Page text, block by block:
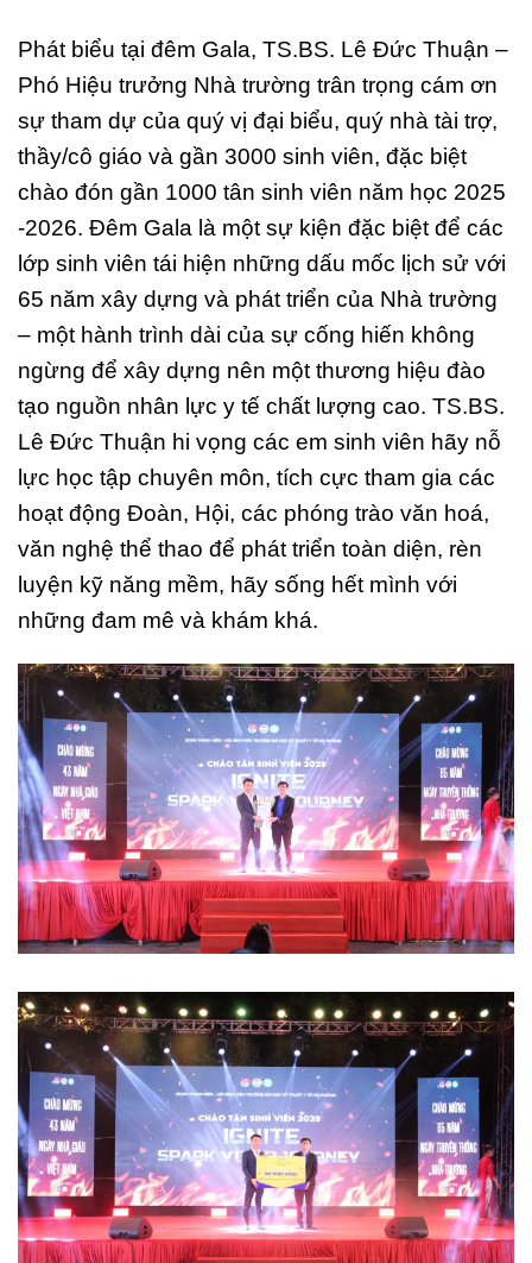
Phát biểu tại đêm Gala, TS.BS. Lê Đức Thuận –
Phó Hiệu trưởng Nhà trường trân trọng cám ơn
sự tham dự của quý vị đại biểu, quý nhà tài trợ,
thầy/cô giáo và gần 3000 sinh viên, đặc biệt
chào đón gần 1000 tân sinh viên năm học 2025
-2026. Đêm Gala là một sự kiện đặc biệt để các
lớp sinh viên tái hiện những dấu mốc lịch sử với
65 năm xây dựng và phát triển của Nhà trường
– một hành trình dài của sự cống hiến không
ngừng để xây dựng nên một thương hiệu đào
tạo nguồn nhân lực y tế chất lượng cao. TS.BS.
Lê Đức Thuận hi vọng các em sinh viên hãy nỗ
lực học tập chuyên môn, tích cực tham gia các
hoạt động Đoàn, Hội, các phóng trào văn hoá,
văn nghệ thể thao để phát triển toàn diện, rèn
luyện kỹ năng mềm, hãy sống hết mình với
những đam mê và khám khá.